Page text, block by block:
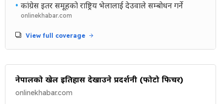
• कांग्रेस इतर समूहको राष्ट्रिय भेलालाई देउवाले सम्बोधन गर्ने
onlinekhabar.com
View full coverage
नेपालको खेल इतिहास देखाउने प्रदर्शनी (फोटो फिचर)
onlinekhabar.com